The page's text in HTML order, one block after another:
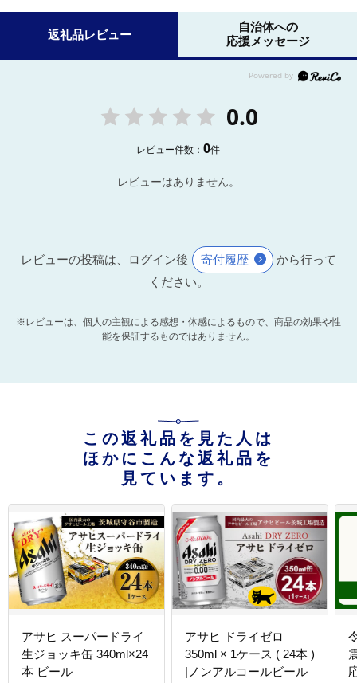
返礼品レビュー
自治体への
応援メッセージ
0.0
レビュー件数：0件
レビューはありません。
レビューの投稿は、ログイン後 寄付履歴
から行って
ください。
※レビューは、個人の主観による感想・体感によるもので、商品の効果や性
能を保証するものではありません。
この返礼品を見た人は
ほかにこんな返礼品を
見ています。
アサヒ スーパードライ
生ジョッキ缶 340ml×24
本 ビール
アサヒ ドライゼロ
350ml × 1ケース ( 24本 )
|ノンアルコールビール